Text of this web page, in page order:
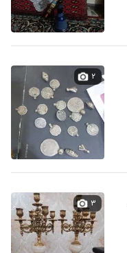
۲
۳